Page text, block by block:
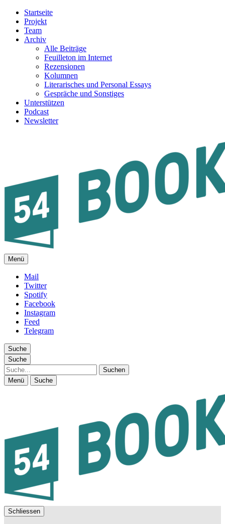
Startseite
Projekt
Team
Archiv
Alle Beiträge
Feuilleton im Internet
Rezensionen
Kolumnen
Literarisches und Personal Essays
Gespräche und Sonstiges
Unterstützen
Podcast
Newsletter
FEUILLETON IM INTERNET
Menü
Mail
Twitter
Spotify
Facebook
Instagram
Feed
Telegram
Suche
Suche
Suche
Menü Suche
Schliessen